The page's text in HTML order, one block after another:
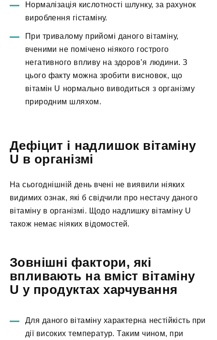
Нормалізація кислотності шлунку, за рахунок
вироблення гістаміну.
При тривалому прийомі даного вітаміну,
вченими не помічено ніякого гострого
негативного впливу на здоров’я людини. З
цього факту можна зробити висновок, що
вітамін U нормально виводиться з організму
природним шляхом.
Дефіцит і надлишок вітаміну
U в організмі
На сьогоднішній день вчені не виявили ніяких
видимих ознак, які б свідчили про нестачу даного
вітаміну в організмі. Щодо надлишку вітаміну U
також немає ніяких відомостей.
Зовнішні фактори, які
впливають на вміст вітаміну
U у продуктах харчування
Для даного вітаміну характерна нестійкість при
дії високих температур. Таким чином, при